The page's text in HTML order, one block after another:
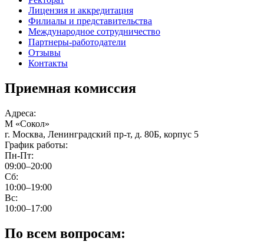
Лицензия и аккредитация
Филиалы и представительства
Международное сотрудничество
Партнеры-работодатели
Отзывы
Контакты
Приемная комиссия
Адреса:
М «Сокол»
г. Москва, Ленинградский пр-т, д. 80Б, корпус 5
График работы:
Пн-Пт:
09:00–20:00
Сб:
10:00–19:00
Вс:
10:00–17:00
По всем вопросам: